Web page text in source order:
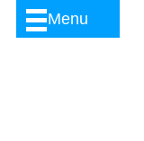
Menu